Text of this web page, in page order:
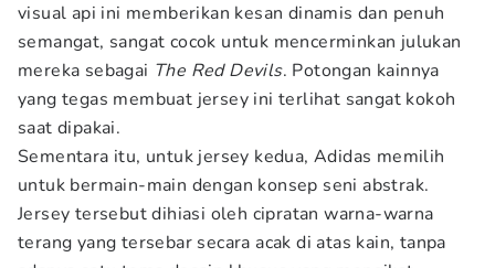
visual api ini memberikan kesan dinamis dan penuh
semangat, sangat cocok untuk mencerminkan julukan
mereka sebagai The Red Devils. Potongan kainnya
yang tegas membuat jersey ini terlihat sangat kokoh
saat dipakai.
Sementara itu, untuk jersey kedua, Adidas memilih
untuk bermain-main dengan konsep seni abstrak.
Jersey tersebut dihiasi oleh cipratan warna-warna
terang yang tersebar secara acak di atas kain, tanpa